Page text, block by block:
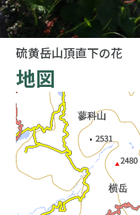
硫黄岳山頂直下の花
地図